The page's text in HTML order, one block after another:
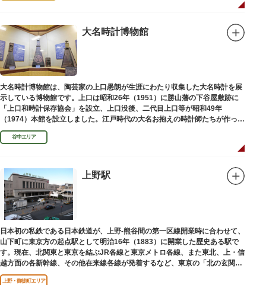
大名時計博物館
大名時計博物館は、陶芸家の上口愚朗が生涯にわたり収集した大名時計を展
示している博物館です。上口は昭和26年（1951）に勝山藩の下谷屋敷跡に
「上口和時計保存協会」を設立、上口没後、二代目上口等が昭和49年
（1974）本館を設立しました。江戸時代の大名お抱えの時計師たちが作った
櫓時計、台時計、枕時計などが並びます。
谷中エリア
上野駅
日本初の私鉄である日本鉄道が、上野-熊谷間の第一区線開業時に合わせて、
山下町に東京方の起点駅として明治16年（1883）に開業した歴史ある駅で
す。現在、北関東と東京を結ぶJR各線と東京メトロ各線、また東北、上・信
越方面の各新幹線、その他在来線各線が発着するなど、東京の「北の玄関
口」として機能しています。
上野・御徒町エリア